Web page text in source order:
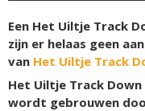
Een Het Uiltje Track
zijn er helaas geen
van Het Uiltje Track
Het Uiltje Track Down
wordt gebrouwen